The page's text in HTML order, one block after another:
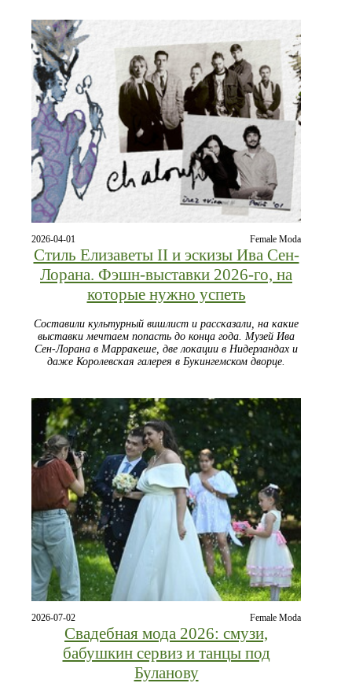
2026-04-01 Female Moda
Стиль Елизаветы II и эскизы Ива Сен-
Лорана. Фэшн-выставки 2026-го, на
которые нужно успеть
Составили культурный вишлист и рассказали, на какие
выставки мечтаем попасть до конца года. Музей Ива
Сен-Лорана в Марракеше, две локации в Нидерландах и
даже Королевская галерея в Букингемском дворце.
2026-07-02 Female Moda
Свадебная мода 2026: смузи,
бабушкин сервиз и танцы под
Буланову